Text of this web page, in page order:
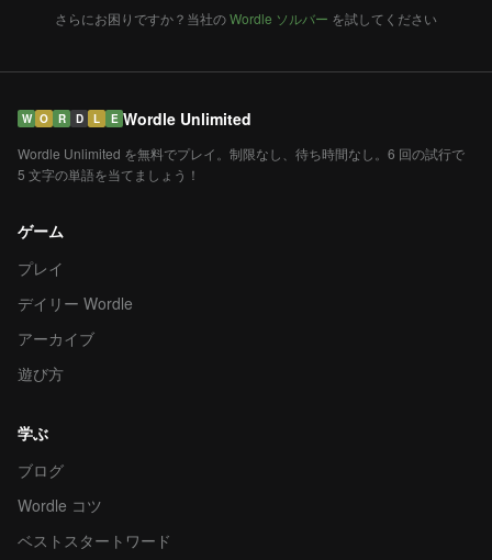
さらにお困りですか？当社のWordle ソルバー を試してください
W O R D L E Wordle Unlimited
Wordle Unlimited を無料でプレイ。制限なし、待ち時間なし。6 回の試行で
5 文字の単語を当てましょう！
ゲーム
プレイ
デイリー Wordle
アーカイブ
遊び方
学ぶ
ブログ
Wordle コツ
ベストスタートワード